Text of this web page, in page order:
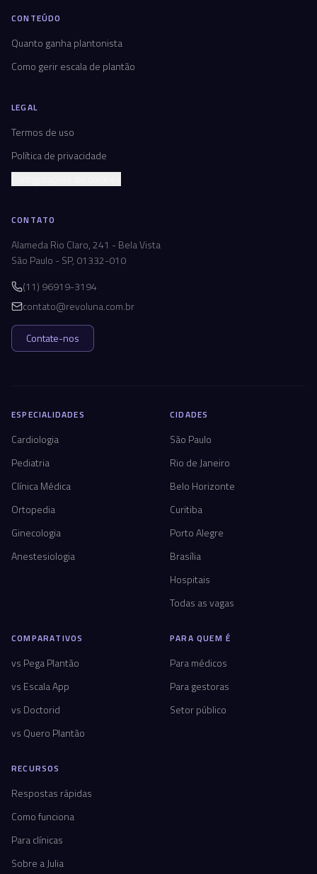
CONTEÚDO
Quanto ganha plantonista
Como gerir escala de plantão
LEGAL
Termos de uso
Política de privacidade
CONTATO
Alameda Rio Claro, 241 - Bela Vista
São Paulo - SP, 01332-010
(11) 96919-3194
contato@revoluna.com.br
Contate-nos
ESPECIALIDADES
Cardiologia
Pediatria
Clínica Médica
Ortopedia
Ginecologia
Anestesiologia
CIDADES
São Paulo
Rio de Janeiro
Belo Horizonte
Curitiba
Porto Alegre
Brasília
Hospitais
Todas as vagas
COMPARATIVOS
vs Pega Plantão
vs Escala App
vs Doctorid
vs Quero Plantão
PARA QUEM É
Para médicos
Para gestoras
Setor público
RECURSOS
Respostas rápidas
Como funciona
Para clínicas
Sobre a Julia